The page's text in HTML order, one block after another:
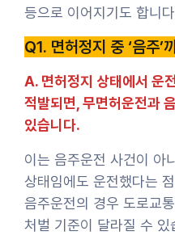
등으로 이어지기도 합니
Q1. 면허정지 중 ‘음주’
A. 면허정지 상태에서 운
적발되면, 무면허운전과
있습니다.
이는 음주운전 사건이 아
상태임에도 운전했다는
음주운전의 경우 도로교
처벌 기준이 달라질 수 있